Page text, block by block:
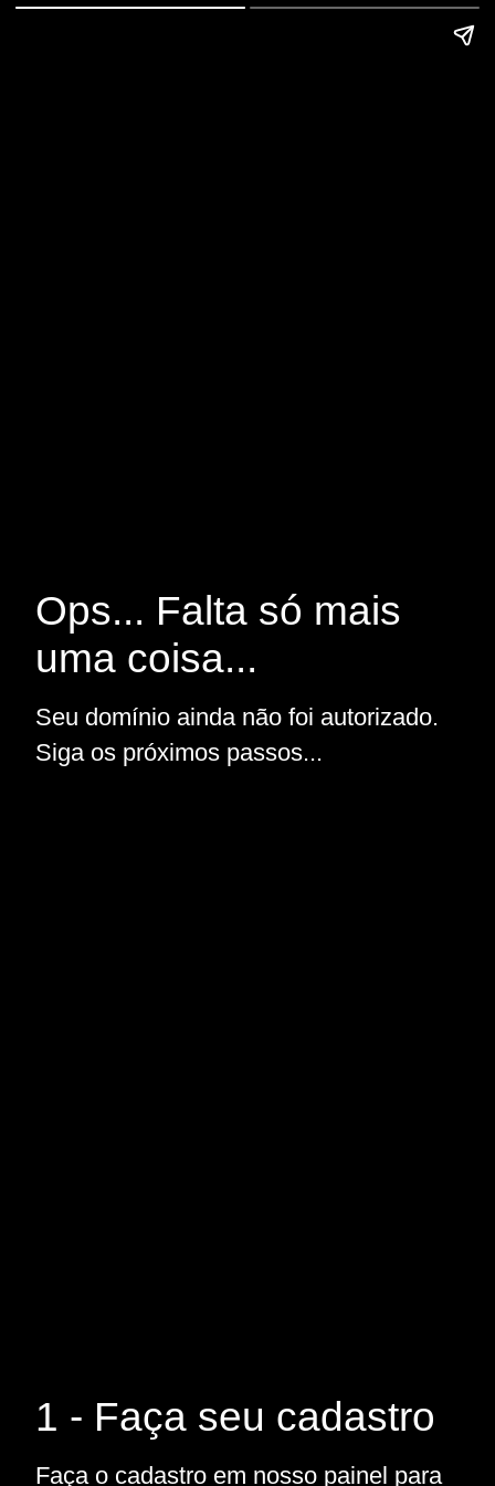
Ops... Falta só mais
uma coisa...
Seu domínio ainda não foi autorizado.
Siga os próximos passos...
1 - Faça seu cadastro
Faça o cadastro em nosso painel para